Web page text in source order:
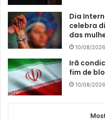
Dia
celebra
das
10/08/2026
Irã
fim de
10/08/2026